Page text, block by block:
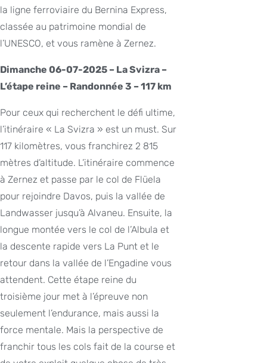
la ligne ferroviaire du Bernina Express,
classée au patrimoine mondial de
l’UNESCO, et vous ramène à Zernez.
Dimanche 06-07-2025 – La Svizra –
L’étape reine – Randonnée 3 – 117 km
Pour ceux qui recherchent le défi ultime,
l’itinéraire « La Svizra » est un must. Sur
117 kilomètres, vous franchirez 2 815
mètres d’altitude. L’itinéraire commence
à Zernez et passe par le col de Flüela
pour rejoindre Davos, puis la vallée de
Landwasser jusqu’à Alvaneu. Ensuite, la
longue montée vers le col de l’Albula et
la descente rapide vers La Punt et le
retour dans la vallée de l’Engadine vous
attendent. Cette étape reine du
troisième jour met à l’épreuve non
seulement l’endurance, mais aussi la
force mentale. Mais la perspective de
franchir tous les cols fait de la course et